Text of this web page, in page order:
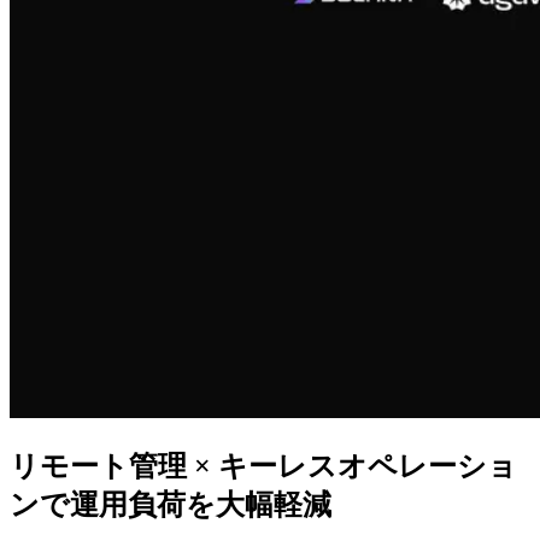
リモート管理 × キーレスオペレーショ
ンで運用負荷を大幅軽減